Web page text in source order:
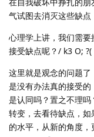
气试图去消灭这些缺
心理学上讲，我们需
接受缺点呢？/ k3 O;
这里就是观念的问题
是没有办法真的接受
是认同吗？置之不理
转变，去看待缺点，
的水平，从新的角度，